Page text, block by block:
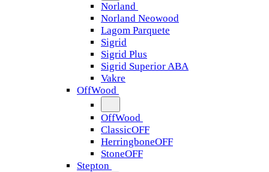
Norland
Norland Neowood
Lagom Parquete
Sigrid
Sigrid Plus
Sigrid Superior ABA
Vakre
OffWood
OffWood
ClassicOFF
HerringboneOFF
StoneOFF
Stepton